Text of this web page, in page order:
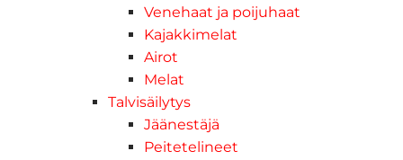
Venehaat ja poijuhaat
Kajakkimelat
Airot
Melat
Talvisäilytys
Jäänestäjä
Peitetelineet